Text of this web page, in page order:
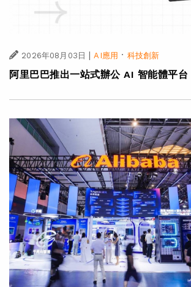
2026年08月03日 | AI應用 · 科技創新
阿里巴巴推出一站式辦公 AI 智能體平台